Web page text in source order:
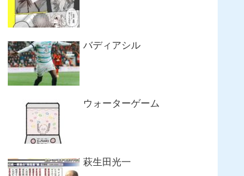
バディアシル
ウォーターゲーム
萩生田光一